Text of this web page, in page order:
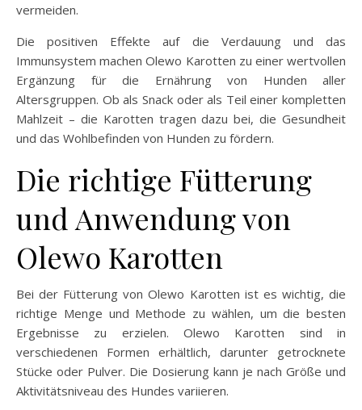
vermeiden.
Die positiven Effekte auf die Verdauung und das
Immunsystem machen Olewo Karotten zu einer wertvollen
Ergänzung für die Ernährung von Hunden aller
Altersgruppen. Ob als Snack oder als Teil einer kompletten
Mahlzeit – die Karotten tragen dazu bei, die Gesundheit
und das Wohlbefinden von Hunden zu fördern.
Die richtige Fütterung
und Anwendung von
Olewo Karotten
Bei der Fütterung von Olewo Karotten ist es wichtig, die
richtige Menge und Methode zu wählen, um die besten
Ergebnisse zu erzielen. Olewo Karotten sind in
verschiedenen Formen erhältlich, darunter getrocknete
Stücke oder Pulver. Die Dosierung kann je nach Größe und
Aktivitätsniveau des Hundes variieren.